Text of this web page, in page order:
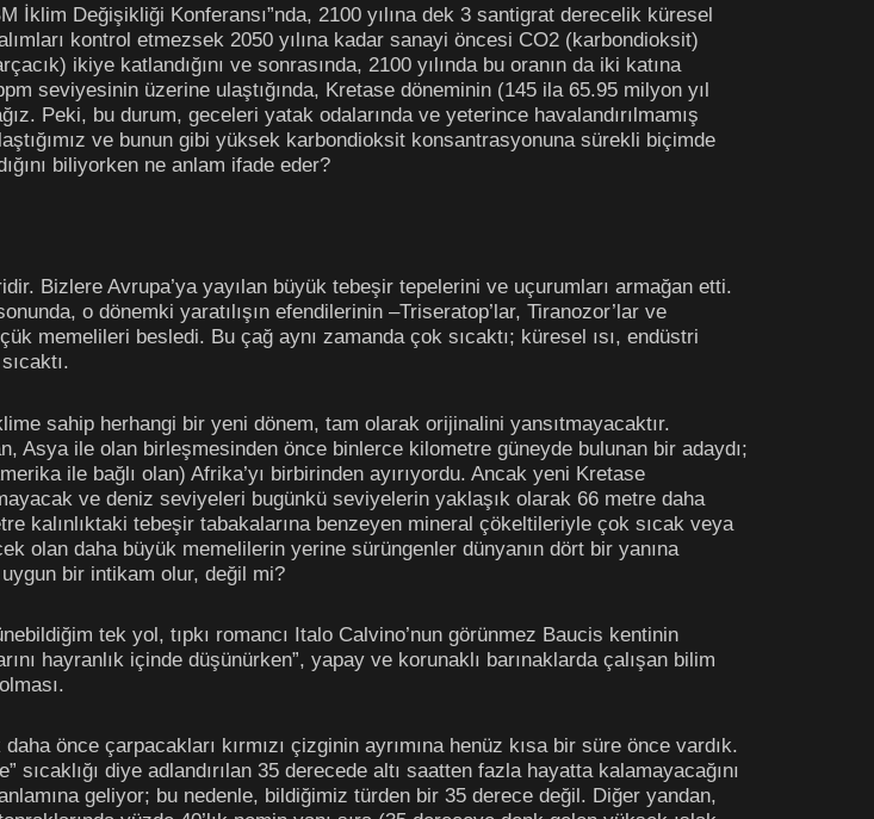
İklim Değişikliği Konferansı”nda, 2100 yılına dek 3 santigrat derecelik küresel
kontrol etmezsek 2050 yılına kadar sanayi öncesi CO2 (karbondioksit)
ikiye katlandığını ve sonrasında, 2100 yılında bu oranın da iki katına
seviyesinin üzerine ulaştığında, Kretase döneminin (145 ila 65.95 milyon yıl
Peki, bu durum, geceleri yatak odalarında ve yeterince havalandırılmamış
ve bunun gibi yüksek karbondioksit konsantrasyonuna sürekli biçimde
biliyorken ne anlam ifade eder?
Bizlere Avrupa’ya yayılan büyük tebeşir tepelerini ve uçurumları armağan etti.
o dönemki yaratılışın efendilerinin –Triseratop’lar, Tiranozor’lar ve
memelileri besledi. Bu çağ aynı zamanda çok sıcaktı; küresel ısı, endüstri
sahip herhangi bir yeni dönem, tam olarak orijinalini yansıtmayacaktır.
Asya ile olan birleşmesinden önce binlerce kilometre güneyde bulunan bir adaydı;
ile bağlı olan) Afrika’yı birbirinden ayırıyordu. Ancak yeni Kretase
ve deniz seviyeleri bugünkü seviyelerin yaklaşık olarak 66 metre daha
kalınlıktaki tebeşir tabakalarına benzeyen mineral çökeltileriyle çok sıcak veya
olan daha büyük memelilerin yerine sürüngenler dünyanın dört bir yanına
bir intikam olur, değil mi?
tek yol, tıpkı romancı Italo Calvino’nun görünmez Baucis kentinin
hayranlık içinde düşünürken”, yapay ve korunaklı barınaklarda çalışan bilim
önce çarpacakları kırmızı çizginin ayrımına henüz kısa bir süre önce vardık.
sıcaklığı diye adlandırılan 35 derecede altı saatten fazla hayatta kalamayacağını
geliyor; bu nedenle, bildiğimiz türden bir 35 derece değil. Diğer yandan,